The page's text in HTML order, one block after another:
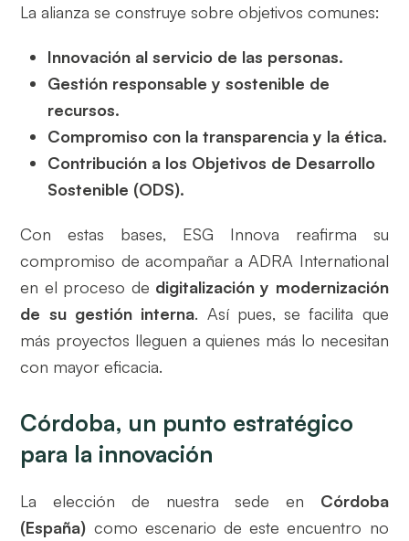
La alianza se construye sobre objetivos comunes:
Innovación al servicio de las personas.
Gestión responsable y sostenible de
recursos.
Compromiso con la transparencia y la ética.
Contribución a los Objetivos de Desarrollo
Sostenible (ODS).
Con estas bases, ESG Innova reafirma su
compromiso de acompañar a ADRA International
en el proceso de digitalización y modernización
de su gestión interna. Así pues, se facilita que
más proyectos lleguen a quienes más lo necesitan
con mayor eficacia.
Córdoba, un punto estratégico
para la innovación
La elección de nuestra sede en Córdoba
(España) como escenario de este encuentro no